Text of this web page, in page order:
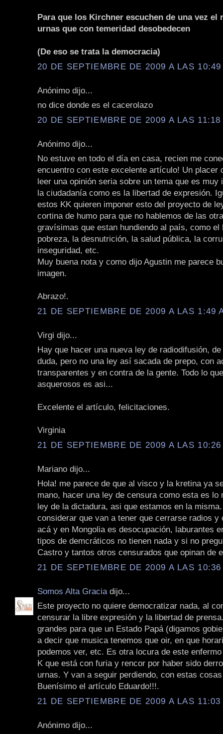
Para que los Kirchner escuchen de una vez el
urnas que con temeridad desobedecen
(De eso se trata la democracia)
20 DE SEPTIEMBRE DE 2009 A LAS 10:49
Anónimo dijo...
no dice donde es el cacerolazo
20 DE SEPTIEMBRE DE 2009 A LAS 11:18
Anónimo dijo...
No estuve en todo el día en casa, recien me
encuentro con este excelente artículo! Un placer
leer una opinión seria sobre un tema que es muy
la ciudadanía como es la libertad de expresión.
estos KK quieren imponer esto del proyecto de
cortina de humo para que no hablemos de las
gravísimas que estan hundiendo al país, como el
pobreza, la desnutrición, la salud pública, la
inseguridad, etc.
Muy buena nota y como dijo Agustin me parece
imagen.
Abrazo!.
21 DE SEPTIEMBRE DE 2009 A LAS 1:49
Virgi dijo...
Hay que hacer una nueva ley de radiodifusión,
duda, pero no una ley así sacada de prepo, con
transparentes y en contra de la gente. Todo lo
asquerosos es asi...
Excelente el artículo, felicitaciones.
Virginia
21 DE SEPTIEMBRE DE 2009 A LAS
Mariano dijo...
Hola! me parece de que al visco y la kretina ya
mano, hacer una ley de censura como esta es lo
ley de la dictadura, asi que estamos en la
considerar que van a tener que cerrarse radios y
acá y en Mongolia es desocupación, laburantes
tipos de demcráticos no tienen nada y si no
Castro y tantos otros censurados que opinan de
21 DE SEPTIEMBRE DE 2009 A LAS
Somos Alta Gracia dijo...
Este proyecto no quiere democratizar nada, al
censurar la libre expresión y la libertad de
grandes para que un Estado Papá (digamos
a decir que musica tenemos que oir, en que
podemos ver, etc. Es otra locura de este
K que está con furia y rencor por haber sido
urnas. Y van a seguir perdiendo, con estas
Buenísimo el artículo Eduardo!!!.
21 DE SEPTIEMBRE DE 2009 A LAS
Anónimo dijo...